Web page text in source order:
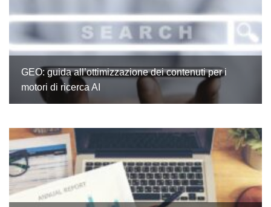
GEO: guida all’ottimizzazione dei contenuti per i
motori di ricerca AI